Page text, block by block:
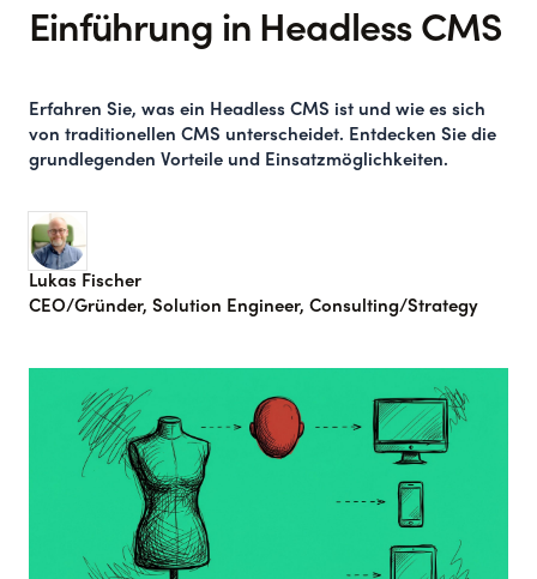
Einführung in Headless CMS
Erfahren Sie, was ein Headless CMS ist und wie es sich
von traditionellen CMS unterscheidet. Entdecken Sie die
grundlegenden Vorteile und Einsatzmöglichkeiten.
Lukas Fischer
CEO/Gründer, Solution Engineer, Consulting/Strategy